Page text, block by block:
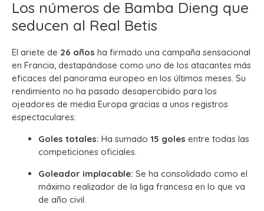
Los números de Bamba Dieng que
seducen al Real Betis
El ariete de 26 años ha firmado una campaña sensacional
en Francia, destapándose como uno de los atacantes más
eficaces del panorama europeo en los últimos meses. Su
rendimiento no ha pasado desapercibido para los
ojeadores de media Europa gracias a unos registros
espectaculares:
Goles totales: Ha sumado 15 goles entre todas las
competiciones oficiales.
Goleador implacable: Se ha consolidado como el
máximo realizador de la liga francesa en lo que va
de año civil.